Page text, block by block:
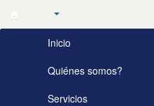
Biblioteca
Zambrano
Bucheli
AUNAR
Inicio
Quiénes somos?
Servicios